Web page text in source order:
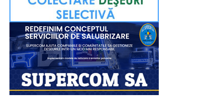
Închinarea la sfintele moaște se va putea face până
seara, târziu, pentru a oferi tuturor credincioșilor
posibilitatea de a participa. Evenimentul religios va fi
transmis în direct pe pagina de Facebook a Arhiepiscopiei